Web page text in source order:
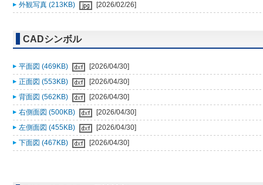
外観写真 (213KB) [2026/02/26]
CADシンボル
平面図 (469KB)
[2026/04/30]
正面図 (553KB)
[2026/04/30]
背面図 (562KB)
[2026/04/30]
右側面図 (500KB)
[2026/04/30]
左側面図 (455KB)
[2026/04/30]
下面図 (467KB)
[2026/04/30]